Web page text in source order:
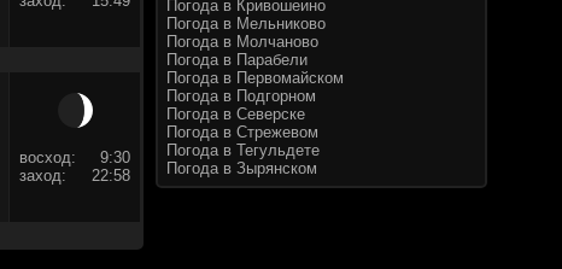
восход:
9:30
заход:
22:58
Погода в Кривошеино
Погода в Мельниково
Погода в Молчаново
Погода в Парабели
Погода в Первомайском
Погода в Подгорном
Погода в Северске
Погода в Стрежевом
Погода в Тегульдете
Погода в Зырянском